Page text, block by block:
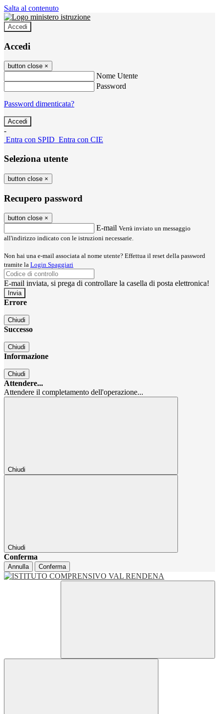
Salta al contenuto
Accedi
Accedi
button close ×
Nome Utente
Password
Password dimenticata?
-
Entra con SPID Entra con CIE
Seleziona utente
button close ×
Recupero password
button close ×
E-mail Verrà inviato un messaggio
all'indirizzo indicato con le istruzioni necessarie.
Non hai una e-mail associata al nome utente? Effettua il reset della password
tramite la Login Spaggiari
E-mail inviata, si prega di controllare la casella di posta elettronica!
Errore
Chiudi
Successo
Chiudi
Informazione
Chiudi
Attendere...
Attendere il completamento dell'operazione...
Chiudi
Chiudi
Conferma
Annulla Conferma